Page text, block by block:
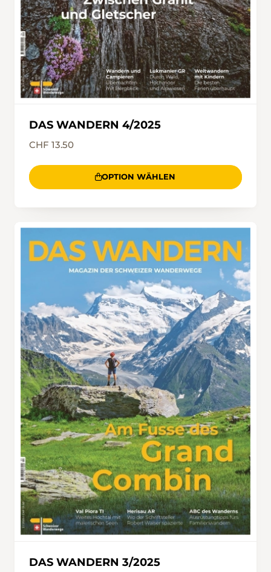
DAS WANDERN 4/2025
CHF 13.50
OPTION WÄHLEN
DAS WANDERN 3/2025